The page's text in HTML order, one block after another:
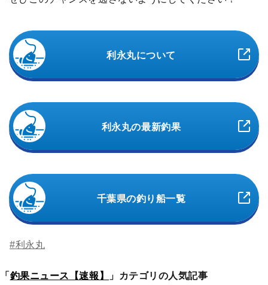
利永丸について
利永丸の最新釣果
千葉県の釣り船一覧
#利永丸
「 釣果ニュース【速報】 」カテゴリの人気記事